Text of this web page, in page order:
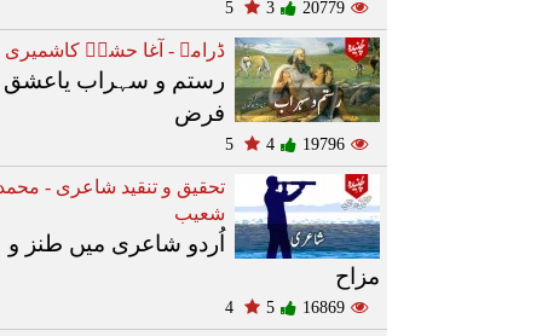
20779
3
5
ڈرامے - آغا حشرؔ کاشمیری
رستم و سہراب یاعشق
فرض
19796
4
5
تحقیق و تنقید شاعری -
شعیب
اُردو شاعری میں طنز و
مزاح
16869
5
4